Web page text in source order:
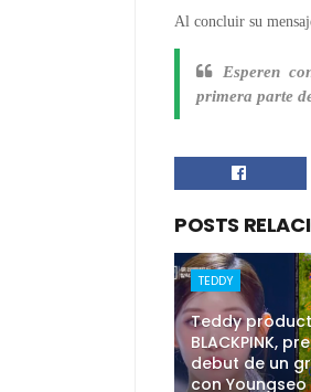
Al concluir su
Esperen
primera parte
POSTS
TEDDY
Teddy
BLACKPINK,
debut de un
con Youngseo